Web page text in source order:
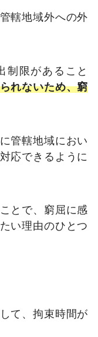
轄地域外への外
制限があること
れないため、窮
管轄地域におい
応できるように
とで、窮屈に感
い理由のひとつ
て、拘束時間が